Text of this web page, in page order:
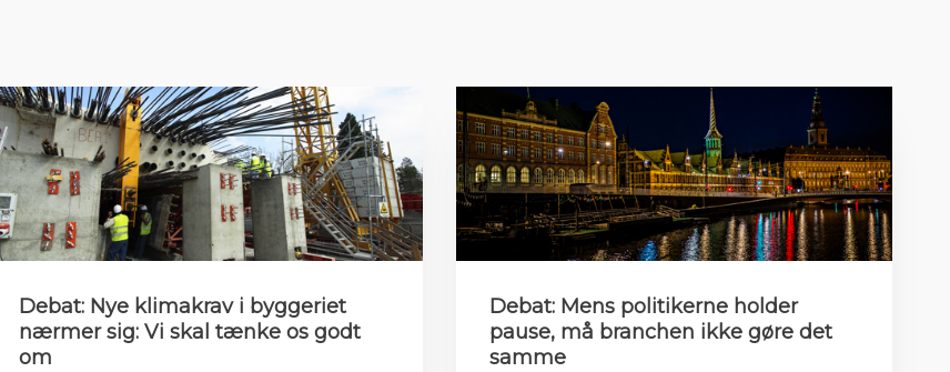
Debat: Nye klimakrav i byggeriet
nærmer sig: Vi skal tænke os godt
om
Debat: Mens politikerne holder
pause, må branchen ikke gøre det
samme